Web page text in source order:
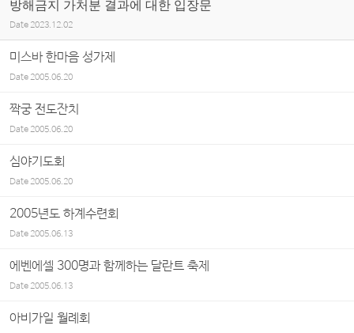
방해금지 가처분 결과에 대한 입장문
Date 2023.12.02
미스바 한마음 성가제
Date2005.06.20
짝궁 전도잔치
Date2005.06.20
심야기도회
Date2005.06.20
2005년도 하계수련회
Date2005.06.13
에벤에셀 300명과 함께하는 달란트 축제
Date2005.06.13
아비가일 월례회